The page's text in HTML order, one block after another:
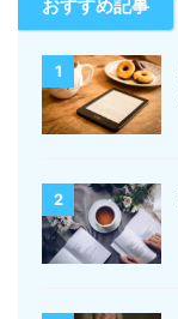
おすすめ記事
1
2